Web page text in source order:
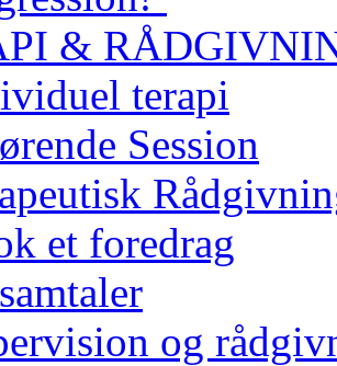
&
terapi
Session
et foredrag
og